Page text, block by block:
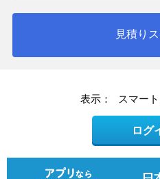
見積り
表示： スマー
ログ